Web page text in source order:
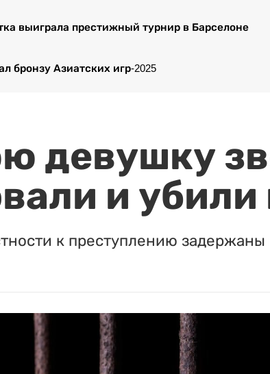
выиграла престижный турнир в Барселоне
бронзу Азиатских игр-2025
девушку
и
к преступлению задержаны